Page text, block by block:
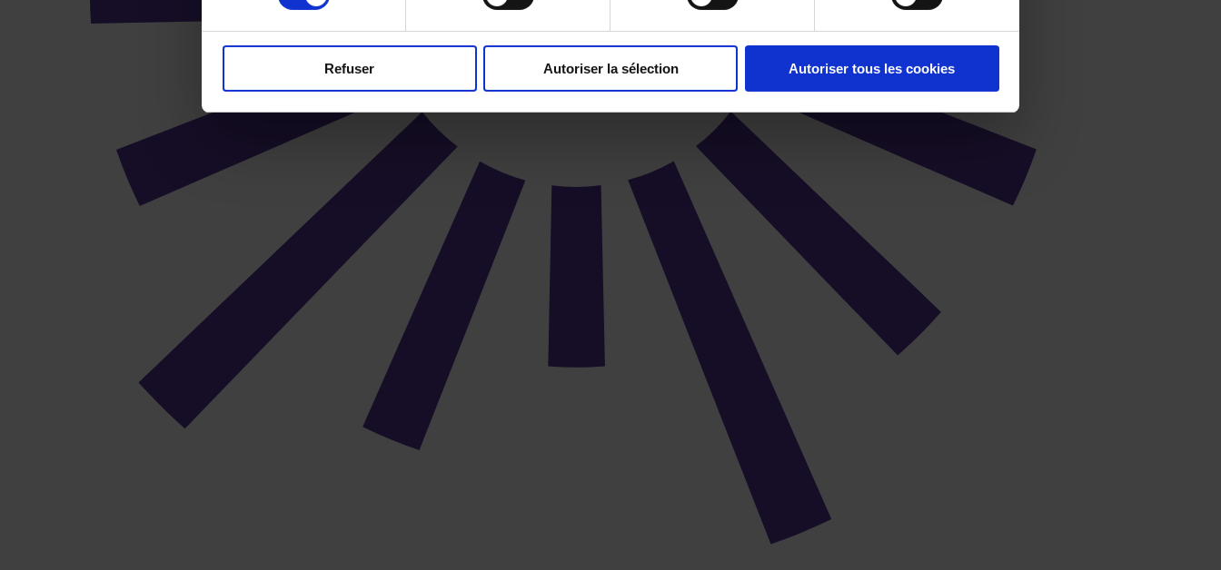
Refuser Autoriser la sélection Autoriser tous les cookies